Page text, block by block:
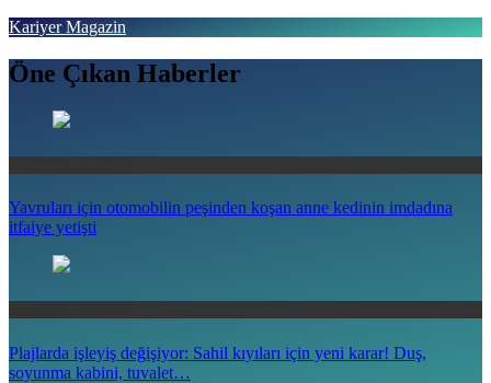
Skip
content
Kariyer Magazin
Haberin doğru adresi
Öne Çıkan Haberler
Yavruları için otomobilin peşinden koşan anne kedinin imdadına
itfaiye yetişti
Plajlarda işleyiş değişiyor: Sahil kıyıları için yeni karar! Duş,
soyunma kabini, tuvalet…